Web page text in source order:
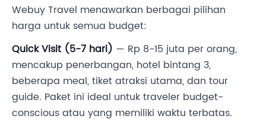
Webuy Travel menawarkan berbagai pilihan
harga untuk semua budget:
Quick Visit (5-7 hari) — Rp 8-15 juta per orang,
mencakup penerbangan, hotel bintang 3,
beberapa meal, tiket atraksi utama, dan tour
guide. Paket ini ideal untuk traveler budget-
conscious atau yang memiliki waktu terbatas.